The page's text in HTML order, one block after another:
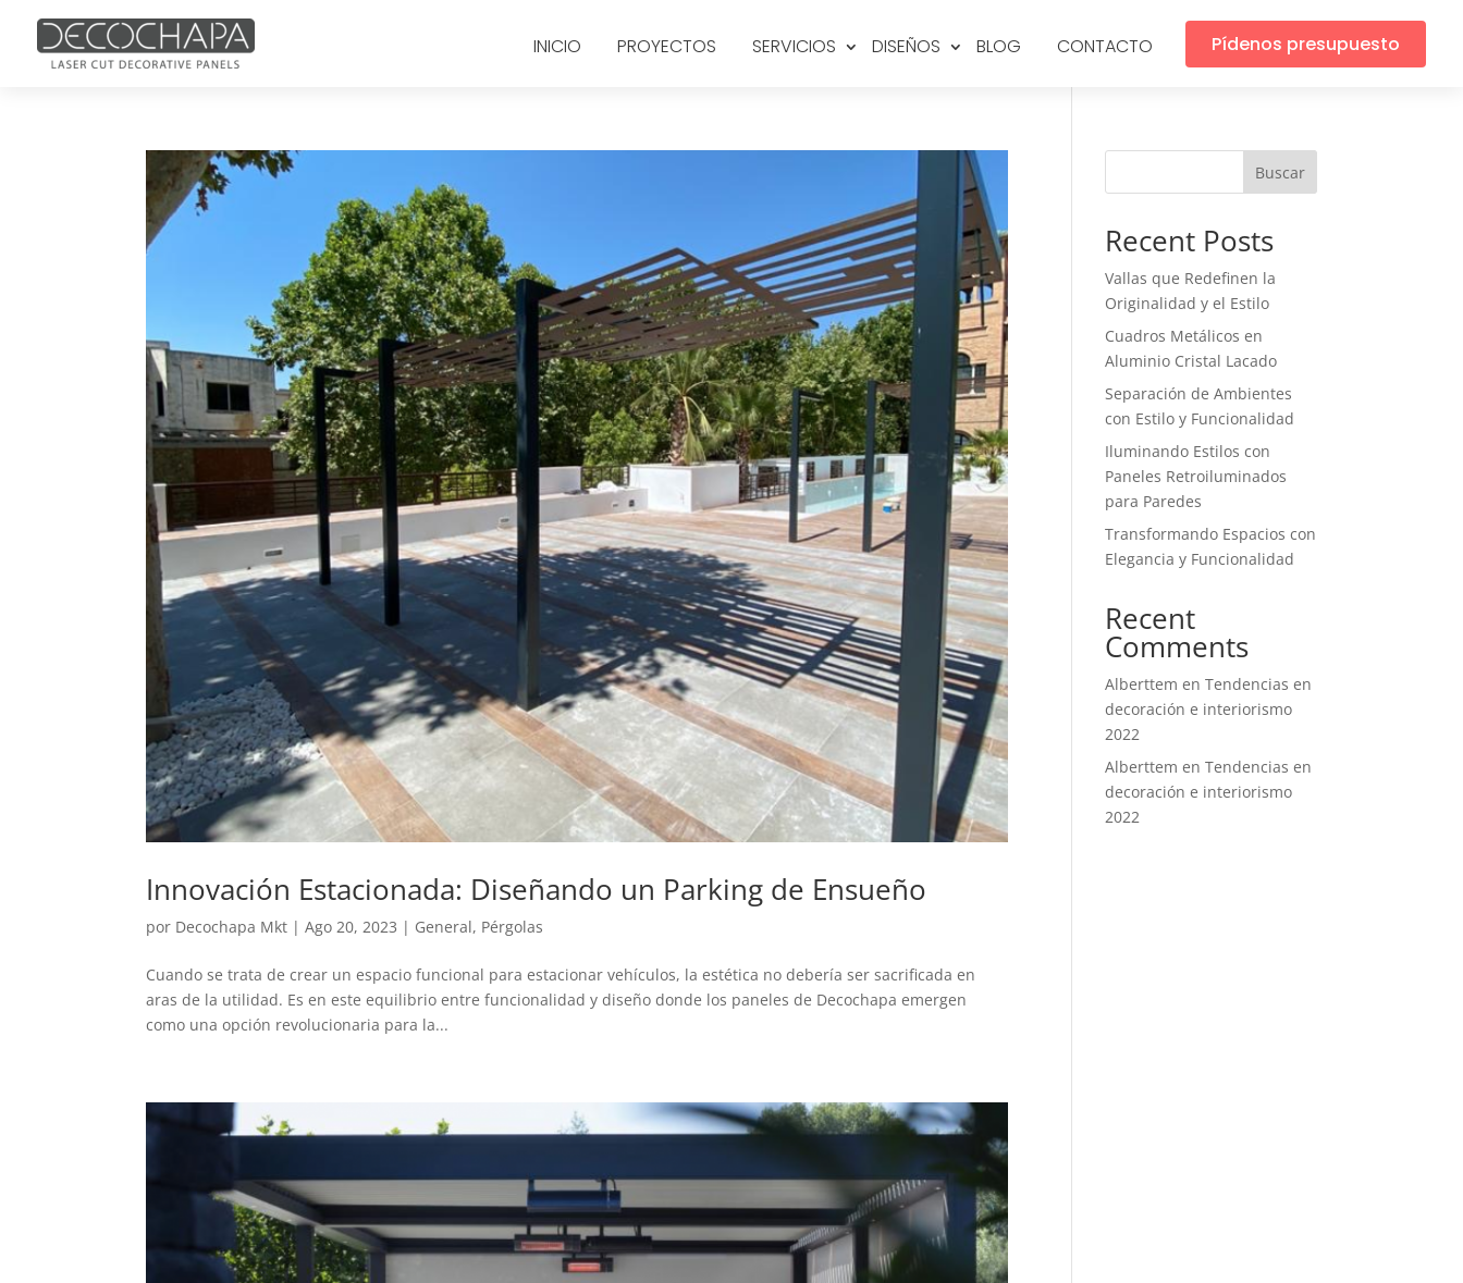
INICIO PROYECTOS SERVICIOS DISEÑOS BLOG CONTACTO Pídenos presupuesto
Innovación Estacionada: Diseñando un Parking de Ensueño
por Decochapa Mkt |Ago 20, 2023 | General, Pérgolas
Cuando se trata de crear un espacio funcional para estacionar vehículos, la estética no debería ser sacrificada en
aras de la utilidad. Es en este equilibrio entre funcionalidad y diseño donde los paneles de Decochapa emergen
como una opción revolucionaria para la...
Buscar
Recent Posts
Vallas que Redefinen la
Originalidad y el Estilo
Cuadros Metálicos en
Aluminio Cristal Lacado
Separación de Ambientes
con Estilo y Funcionalidad
Iluminando Estilos con
Paneles Retroiluminados
para Paredes
Transformando Espacios con
Elegancia y Funcionalidad
Recent
Comments
Alberttem enTendencias en
decoración e interiorismo
2022
Alberttem enTendencias en
decoración e interiorismo
2022